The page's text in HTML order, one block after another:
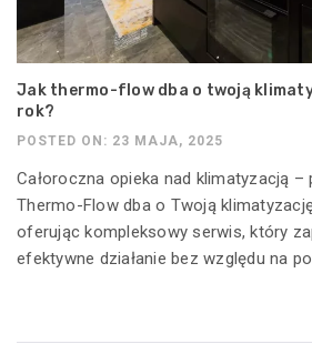
Jak thermo-flow dba o twoją
rok?
POSTED ON: 23 MAJA, 2025
Całoroczna opieka nad klimatyzacją
Thermo-Flow dba o Twoją
oferując kompleksowy serwis, który
efektywne działanie bez względu na